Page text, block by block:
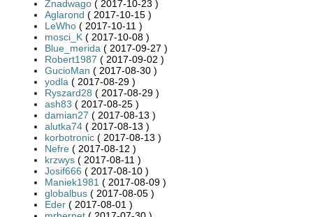
Znadwago ( 2017-10-23 )
Aglarond ( 2017-10-15 )
LeWho ( 2017-10-11 )
mosci_K ( 2017-10-08 )
Blue_merida ( 2017-09-27 )
Robert1987 ( 2017-09-02 )
GucioMan ( 2017-08-30 )
yodla ( 2017-08-29 )
Ryszard28 ( 2017-08-29 )
ash83 ( 2017-08-25 )
damian27 ( 2017-08-13 )
alutka74 ( 2017-08-13 )
korbotronic ( 2017-08-13 )
Nefre ( 2017-08-12 )
krzwys ( 2017-08-11 )
Josif666 ( 2017-08-10 )
Maniek1981 ( 2017-08-09 )
globalbus ( 2017-08-05 )
Eder ( 2017-08-01 )